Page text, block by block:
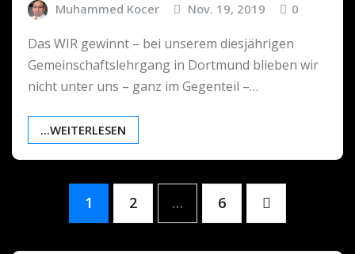
Muhammed Kocer Nov. 19, 2019 0
Das WIR gewinnt – bei unserem diesjährigen
Gemeinschaftslehrgang in Dortmund blieben wir
nicht unter uns – ganz im Gegenteil –…
...WEITERLESEN
Seitennummerierung
1 2 … 6